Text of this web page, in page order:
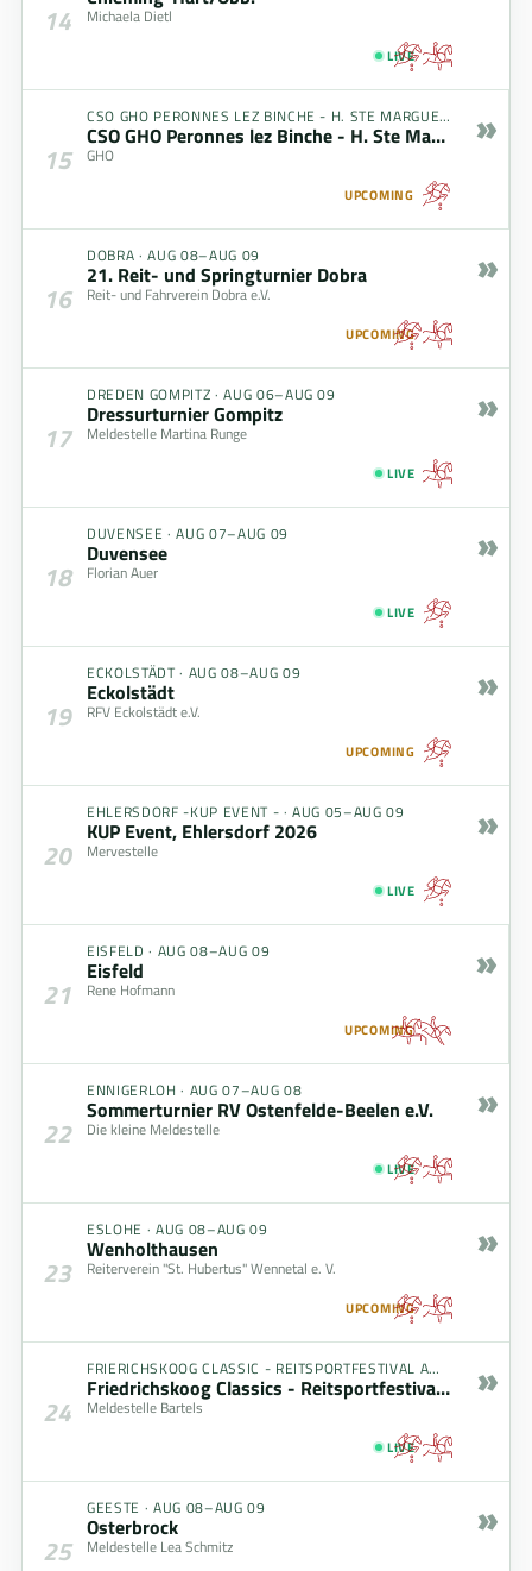
14 Michaela Dietl
LIVE
15
CSO GHO PERONNES LEZ BINCHE - H. STE MARGUERITE
CSO GHO Peronnes lez Binche - H. Ste Marguerite
GHO
UPCOMING
»
16
DOBRA ·AUG 08–AUG 09
21. Reit- und Springturnier Dobra
Reit- und Fahrverein Dobra e.V.
UPCOMING
»
17
DREDEN GOMPITZ ·AUG 06–AUG 09
Dressurturnier Gompitz
Meldestelle Martina Runge
LIVE
»
18
DUVENSEE ·AUG 07–AUG 09
Duvensee
Florian Auer
LIVE
»
19
ECKOLSTÄDT · AUG 08–AUG 09
Eckolstädt
RFV Eckolstädt e.V.
UPCOMING
»
20
EHLERSDORF -KUP EVENT - ·AUG 05–AUG 09
KUP Event, Ehlersdorf 2026
Mervestelle
LIVE
»
21
EISFELD · AUG 08–AUG 09
Eisfeld
Rene Hofmann
UPCOMING
»
22
ENNIGERLOH · AUG 07–AUG 08
Sommerturnier RV Ostenfelde-Beelen e.V.
Die kleine Meldestelle
LIVE
»
23
ESLOHE · AUG 08–AUG 09
Wenholthausen
Reiterverein "St. Hubertus" Wennetal e. V.
UPCOMING
»
24
FRIERICHSKOOG CLASSIC - REITSPORTFESTIVAL AM MEER
Friedrichskoog Classics - Reitsportfestival am Meer
Meldestelle Bartels
LIVE
»
25
GEESTE · AUG 08–AUG 09
Osterbrock
Meldestelle Lea Schmitz
»